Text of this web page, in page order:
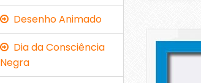
Desenho Animado
Dia da Consciência
Negra